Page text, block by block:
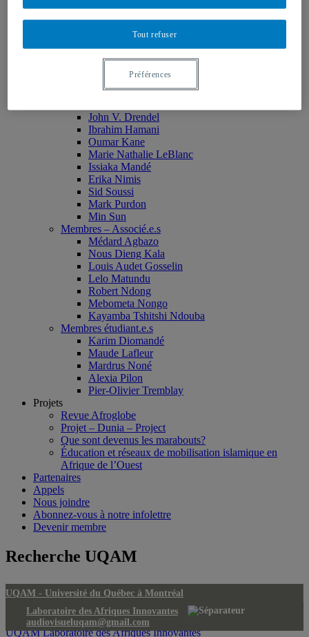
Membres de l’UQÀM
Monia Abdallah
Jean-Jacques Bogui
Bonnie Campbell
John V. Drendel
Ibrahim Hamani
Oumar Kane
Marie Nathalie LeBlanc
Issiaka Mandé
Erika Nimis
Sid Soussi
Mark Purdon
Min Sun
Membres – Associé.e.s
Médard Agbazo
Nous Dieng Kala
Louis Audet Gosselin
Lelo Matundu
Robert Ndong
Mebometa Nongo
Kayamba Tshitshi Ndouba
Membres étudiant.e.s
Karim Diomandé
Maude Lafleur
Mardrus Noné
Alexia Pilon
Pier-Olivier Tremblay
Projets
Revue Afroglobe
Projet – Dunia – Project
Que sont devenus les marabouts?
Éducation et réseaux de mobilisation islamique en
Afrique de l’Ouest
Partenaires
Appels
Nous joindre
Abonnez-vous à notre infolettre
Devenir membre
Recherche UQAM
UQAM - Université du Québec à Montréal
Laboratoire des Afriques Innovantes
audiovisueluqam@gmail.com
UQAM Laboratoire des Afriques Innovantes
Tout refuser
Préférences